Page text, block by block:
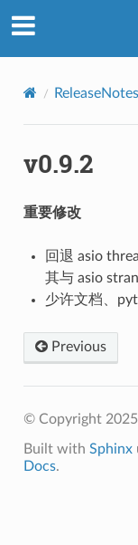
ReleaseNotes
v0.9.2
重要修改
回退 asio
其与 asio
少许文档、
Previous
© Copyright
Built with Sphinx
Docs.